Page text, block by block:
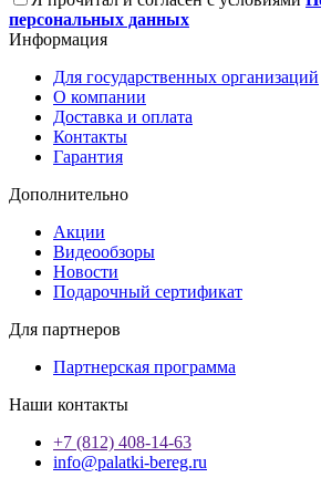
персональных данных
Информация
Для государственных организаций
О компании
Доставка и оплата
Контакты
Гарантия
Дополнительно
Акции
Видеообзоры
Новости
Подарочный сертификат
Для партнеров
Партнерская программа
Наши контакты
+7 (812) 408-14-63
info@palatki-bereg.ru